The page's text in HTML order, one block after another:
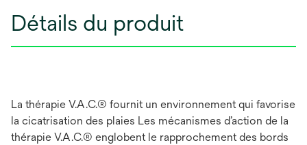
Détails du produit
La thérapie V.A.C.® fournit un environnement qui favorise
la cicatrisation des plaies Les mécanismes d’action de la
thérapie V.A.C.® englobent le rapprochement des bords